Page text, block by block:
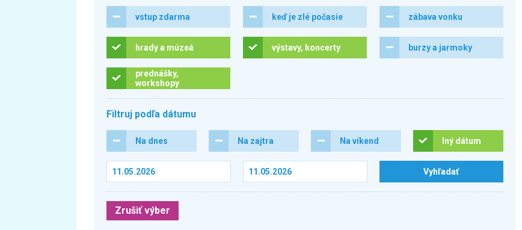
vstup zdarma keď je zlé počasie zábava vonku
hrady a múzeá výstavy, koncerty burzy a jarmoky
prednášky,
workshopy
Filtruj podľa dátumu
Na dnes Na zajtra Na víkend Iný dátum
Zrušiť výber